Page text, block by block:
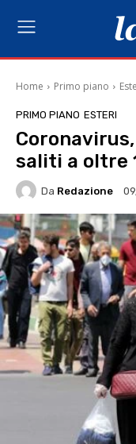
Home Primo piano
PRIMO PIANO ESTERI
saliti a oltre
Da Redazione